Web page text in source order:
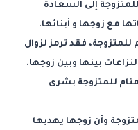
إلى السعادة
مع زوجها و أبنائها.
للمتزوجة، فقد ترمز لزوال
بينها وبين زوجها.
للمتزوجة بشرى
وأن زوجها يهديها